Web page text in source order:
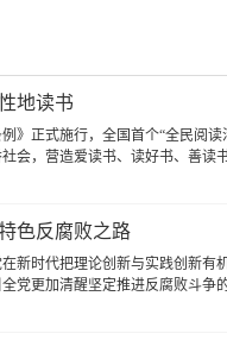
地读书
》正式施行，全国首个“全民阅读
会，营造爱读书、读好书、善读
在“爱读书”“善读书”上下功夫，更
色反腐败之路
新时代把理论创新与实践创新有
党更加清醒坚定推进反腐败斗争
，必须坚定不移践行中国特色反